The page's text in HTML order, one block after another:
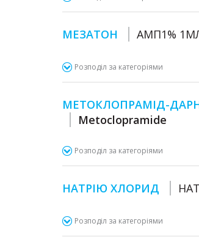
МЕЗАТОН АМП1%
Розподіл за категоріями
МЕТОКЛОПРАМІД-
Metoclopramide
Розподіл за категоріями
НАТРІЮ ХЛОРИД
Розподіл за категоріями